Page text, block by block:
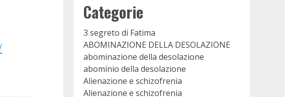
Categorie
3 segreto di Fatima
ABOMINAZIONE DELLA DESOLAZIONE
abominazione della desolazione
abominio della desolazione
Alienazione e schizofrenia
Alienazione e schizofrenia